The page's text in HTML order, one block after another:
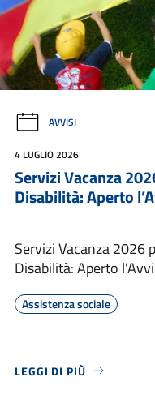
AVVISI
4 LUGLIO 2026
Servizi Vacanza
Disabilità: Aperto
Servizi Vacanza 2026
Disabilità: Aperto
Assistenza sociale
LEGGI DI PIÙ